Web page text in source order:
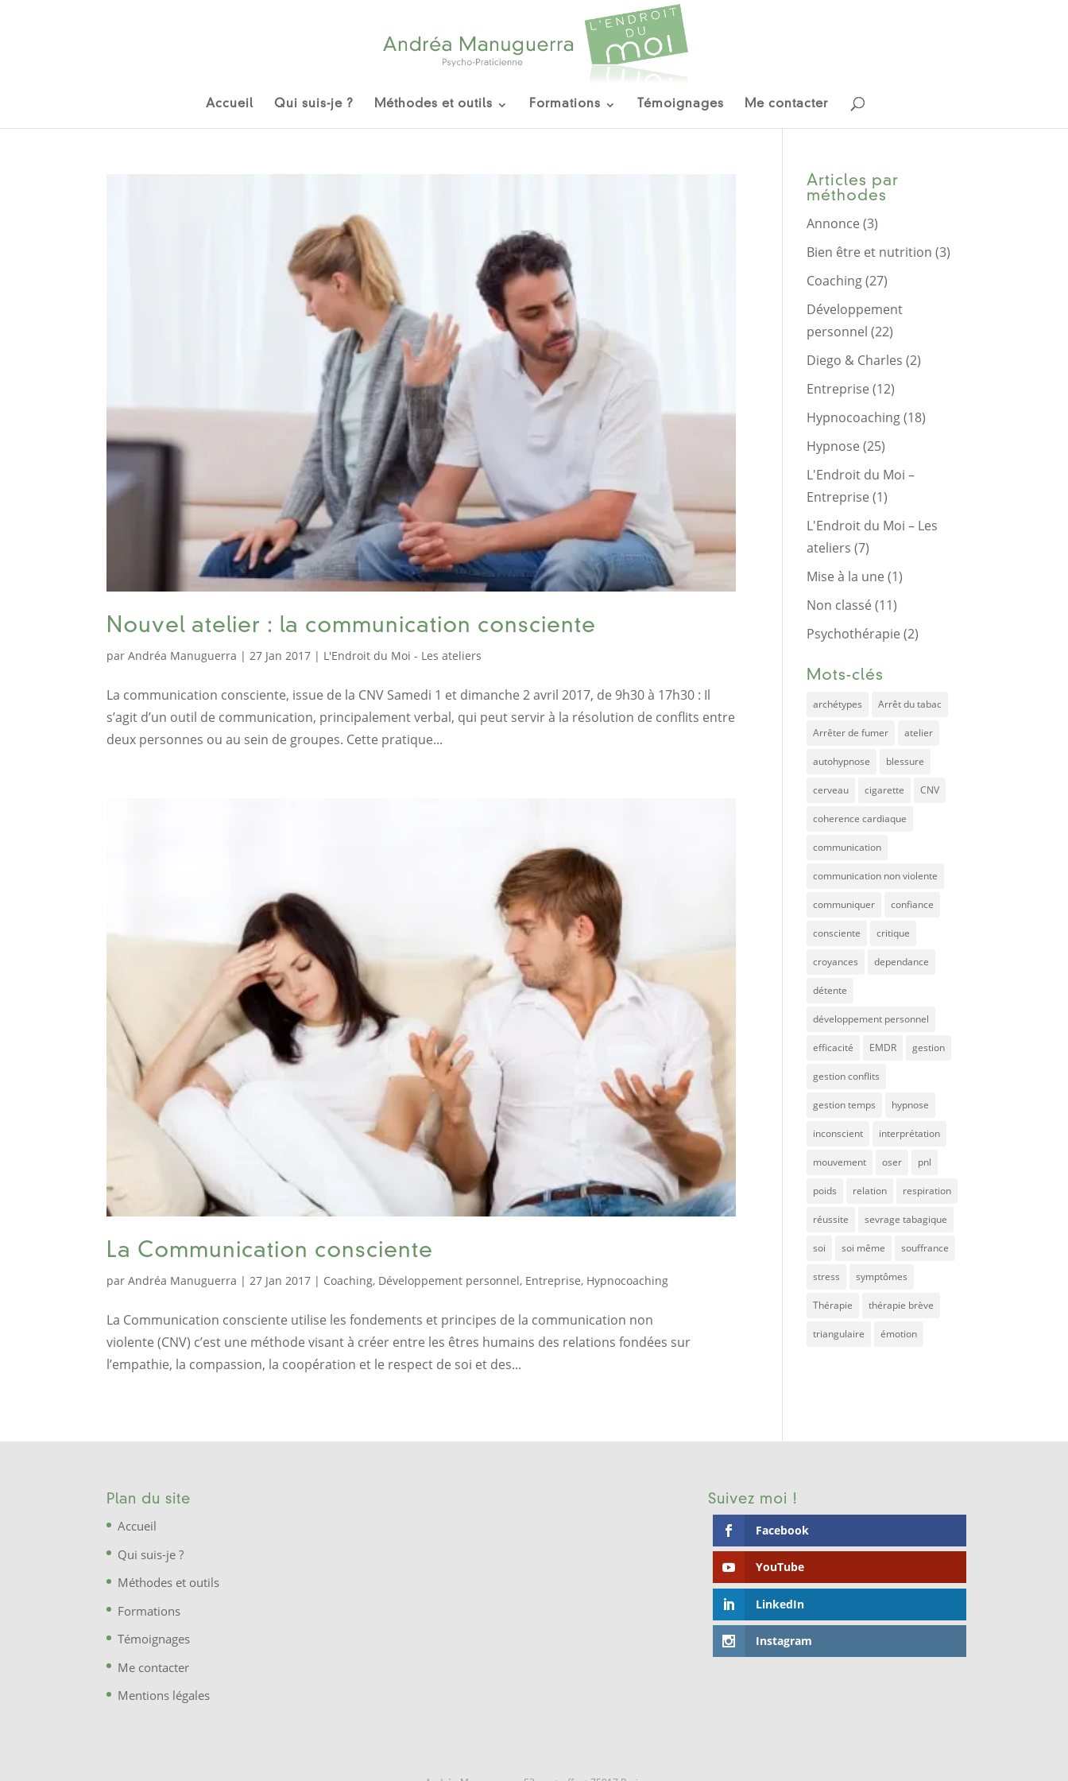
Accueil Qui suis-je ? Méthodes et outils Formations Témoignages Me contacter
Nouvel atelier : la communication consciente
parAndréa Manuguerra |27 Jan 2017 | L'Endroit du Moi - Les ateliers
La communication consciente, issue de la CNV Samedi 1 et dimanche 2 avril 2017, de 9h30 à 17h30 : Il
s’agit d’un outil de communication, principalement verbal, qui peut servir à la résolution de conflits entre
deux personnes ou au sein de groupes. Cette pratique...
La Communication consciente
parAndréa Manuguerra | 27 Jan 2017 | Coaching, Développement personnel, Entreprise, Hypnocoaching
La Communication consciente utilise les fondements et principes de la communication non
violente (CNV) c’est une méthode visant à créer entre les êtres humains des relations fondées sur
l’empathie, la compassion, la coopération et le respect de soi et des...
Articles par
méthodes
Annonce (3)
Bien être et nutrition (3)
Coaching(27)
Développement
personnel (22)
Diego & Charles (2)
Entreprise (12)
Hypnocoaching(18)
Hypnose (25)
L'Endroit du Moi –
Entreprise (1)
L'Endroit du Moi – Les
ateliers (7)
Mise à la une (1)
Non classé (11)
Psychothérapie (2)
Mots-clés
archétypes Arrêt du tabac
Arrêter de fumer atelier
autohypnose blessure
cerveau cigarette CNV
coherence cardiaque
communication
communication non violente
communiquer confiance
consciente critique
croyances dependance
détente
développement personnel
efficacité EMDR gestion
gestion conflits
gestion temps hypnose
inconscient interprétation
mouvement oser pnl
poids relation respiration
réussite sevrage tabagique
soi soi même souffrance
stress symptômes
Thérapie thérapie brève
triangulaire émotion
Plan du site
Accueil
Qui suis-je ?
Méthodes et outils
Formations
Témoignages
Me contacter
Mentions légales
Suivez moi !
Facebook
YouTube
LinkedIn
Instagram